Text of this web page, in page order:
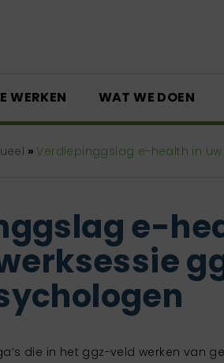
WERKEN WAT WE DOEN
»Verdiepinggslag e-health in uw
e-
die in het ggz-veld werken van